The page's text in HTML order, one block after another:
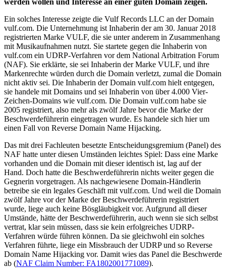
Ein solches Interesse zeigte die Vulf Records LLC an der Domain
vulf.com. Die Unternehmung ist Inhaberin der am 30. Januar 2018
registrierten Marke VULF, die sie unter anderem in Zusammenhang
mit Musikaufnahmen nutzt. Sie startete gegen die Inhaberin von
vulf.com ein UDRP-Verfahren vor dem National Arbitration Forum
(NAF). Sie erklärte, sie sei Inhaberin der Marke VULF, und ihre
Markenrechte würden durch die Domain verletzt, zumal die Domain
nicht aktiv sei. Die Inhaberin der Domain vulf.com hielt entgegen,
sie handele mit Domains und sei Inhaberin von über 4.000 Vier-
Zeichen-Domains wie vulf.com. Die Domain vulf.com habe sie
2005 registriert, also mehr als zwölf Jahre bevor die Marke der
Beschwerdeführerin eingetragen wurde. Es handele sich hier um
einen Fall von Reverse Domain Name Hijacking.
Das mit drei Fachleuten besetzte Entscheidungsgremium (Panel) des
NAF hatte unter diesen Umständen leichtes Spiel: Dass eine Marke
vorhanden und die Domain mit dieser identisch ist, lag auf der
Hand. Doch hatte die Beschwerdeführerin nichts weiter gegen die
Gegnerin vorgetragen. Als nachgewiesene Domain-Händlerin
betreibe sie ein legales Geschäft mit vulf.com. Und weil die Domain
zwölf Jahre vor der Marke der Beschwerdeführerin registriert
wurde, liege auch keine Bösgläubigkeit vor. Aufgrund all dieser
Umstände, hätte der Beschwerdeführerin, auch wenn sie sich selbst
vertrat, klar sein müssen, dass sie kein erfolgreiches UDRP-
Verfahren würde führen können. Da sie gleichwohl ein solches
Verfahren führte, liege ein Missbrauch der UDRP und so Reverse
Domain Name Hijacking vor. Damit wies das Panel die Beschwerde
ab (NAF Claim Number: FA1802001771089).